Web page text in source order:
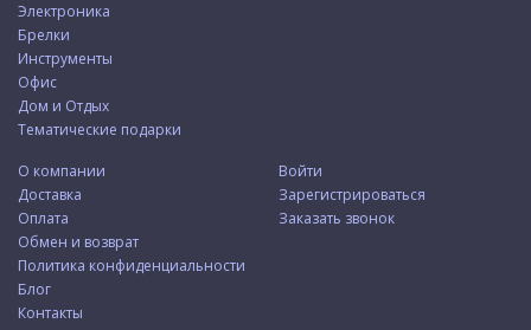
Электроника
Брелки
Инструменты
Офис
Дом и Отдых
Тематические подарки
О компании
Доставка
Оплата
Обмен и возврат
Политика конфиденциальности
Блог
Контакты
Войти
Зарегистрироваться
Заказать звонок